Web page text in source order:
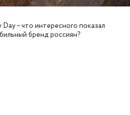
– что интересного показал
бренд россиян?